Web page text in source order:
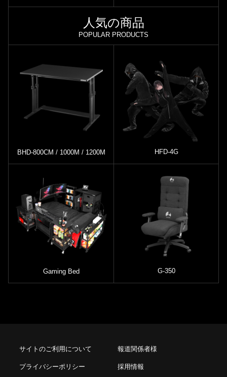
人気の商品
POPULAR PRODUCTS
BHD-800CM / 1000M / 1200M HFD-4G
Gaming Bed G-350
サイトのご利用について
プライバシーポリシー
報道関係者様
採用情報